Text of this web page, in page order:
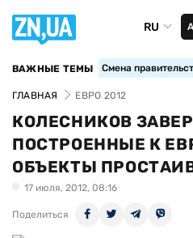
RU
ВАЖНЫЕ ТЕМЫ Смена
ГЛАВНАЯ ЕВРО 2012
КОЛЕСНИКОВ
ПОСТРОЕННЫЕ К
ОБЪЕКТЫ
17 июля, 2012, 08:16
Поделиться